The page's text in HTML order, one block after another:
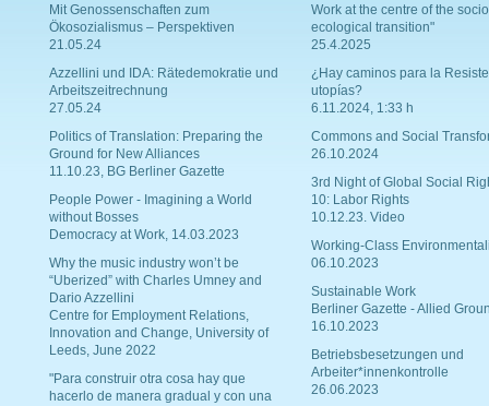
Mit Genossenschaften zum
Ökosozialismus – Perspektiven
21.05.24
Azzellini und IDA: Rätedemokratie und
Arbeitszeitrechnung
27.05.24
Politics of Translation: Preparing the
Ground for New Alliances
11.10.23, BG Berliner Gazette
People Power - Imagining a World
without Bosses
Democracy at Work, 14.03.2023
Why the music industry won’t be
“Uberized” with Charles Umney and
Dario Azzellini
Centre for Employment Relations,
Innovation and Change, University of
Leeds, June 2022
"Para construir otra cosa hay que
hacerlo de manera gradual y con una
Work at the centre of the
ecological transition"
25.4.2025
¿Hay caminos para la
utopías?
6.11.2024, 1:33 h
Commons and Social
26.10.2024
3rd Night of Global Social
10: Labor Rights
10.12.23. Video
Working-Class
06.10.2023
Sustainable Work
Berliner Gazette - Allied
16.10.2023
Betriebsbesetzungen und
Arbeiter*innenkontrolle
26.06.2023